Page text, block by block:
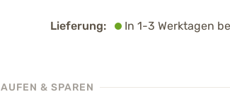
Lieferung: In 1-3 Werktagen
& SPAREN